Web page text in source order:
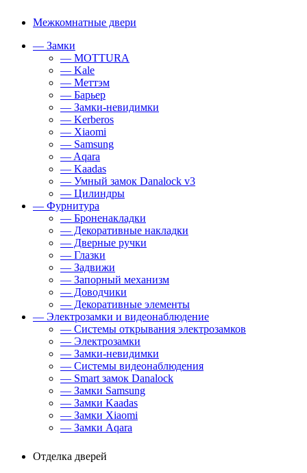
Межкомнатные двери
— Замки
— MOTTURA
— Kale
— Меттэм
— Барьер
— Замки-невидимки
— Kerberos
— Xiaomi
— Samsung
— Aqara
— Kaadas
— Умный замок Danalock v3
— Цилиндры
— Фурнитура
— Броненакладки
— Декоративные накладки
— Дверные ручки
— Глазки
— Задвижи
— Запорный механизм
— Доводчики
— Декоративные элементы
— Электрозамки и видеонаблюдение
— Системы открывания электрозамков
— Электрозамки
— Замки-невидимки
— Системы видеонаблюдения
— Smart замок Danalock
— Замки Samsung
— Замки Kaadas
— Замки Xiaomi
— Замки Aqara
Отделка дверей